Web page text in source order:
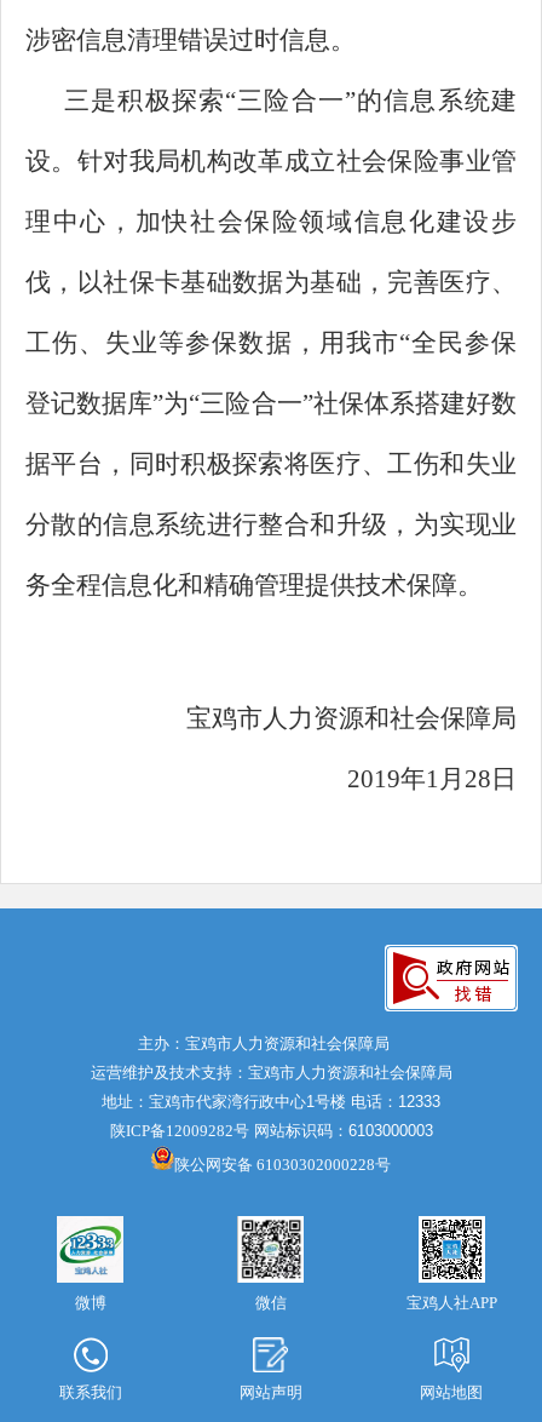
涉密信息清理错误过时信息。
三是积极探索“三险合一”的信息系统建
设。针对我局机构改革成立社会保险事业管
理中心，加快社会保险领域信息化建设步
伐，以社保卡基础数据为基础，完善医疗、
工伤、失业等参保数据，用我市“全民参保
登记数据库”为“三险合一”社保体系搭建好数
据平台，同时积极探索将医疗、工伤和失业
分散的信息系统进行整合和升级，为实现业
务全程信息化和精确管理提供技术保障。
宝鸡市人力资源和社会保障局
2019年1月28日
主办：宝鸡市人力资源和社会保障局
运营维护及技术支持：宝鸡市人力资源和社会保障局
地址：宝鸡市代家湾行政中心1号楼 电话：12333
陕ICP备12009282号网站标识码：6103000003
陕公网安备 61030302000228号
微博 微信 宝鸡人社APP
联系我们 网站声明 网站地图